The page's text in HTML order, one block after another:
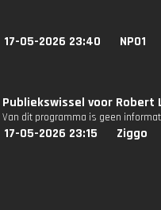
17-05-2026 23:40 NPO1
Publiekswissel voor Robert
Van dit programma is geen
17-05-2026 23:15 Ziggo